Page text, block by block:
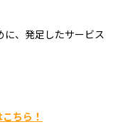
に、発足したサービス
ちら！